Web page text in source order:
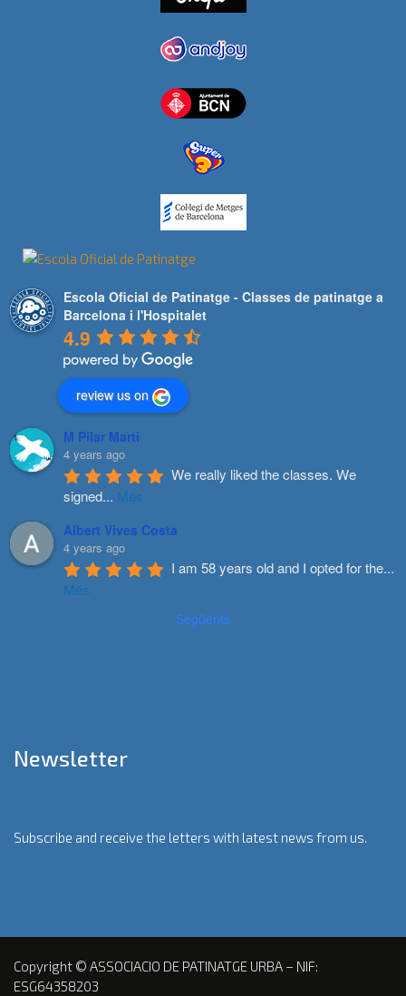
Escola Oficial de Patinatge - Classes de patinatge a
Barcelona i l'Hospitalet
4.9
review us on
M Pilar Marti
4 years ago
We really liked the classes. We
signed... Més
Albert Vives Costa
4 years ago
I am 58 years old and I opted for the...
Més
Següents
Newsletter
Subscribe and receive the letters with latest news from us.
Copyright © ASSOCIACIO DE PATINATGE URBA – NIF:
ESG64358203